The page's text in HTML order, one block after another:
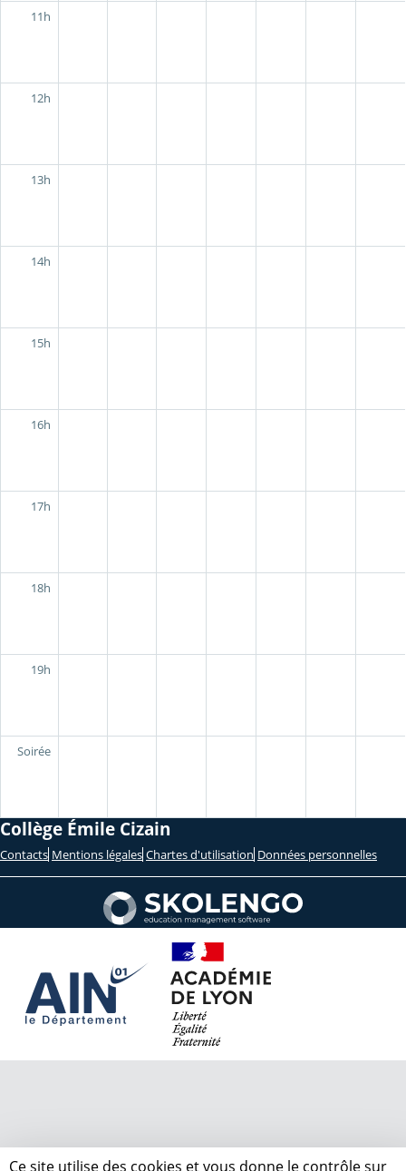
11h
12h
13h
14h
15h
16h
17h
18h
19h
Soirée
Collège Émile Cizain
Contacts Mentions légales Chartes d'utilisation Données personnelles
Ce site utilise des cookies et vous donne le contrôle sur